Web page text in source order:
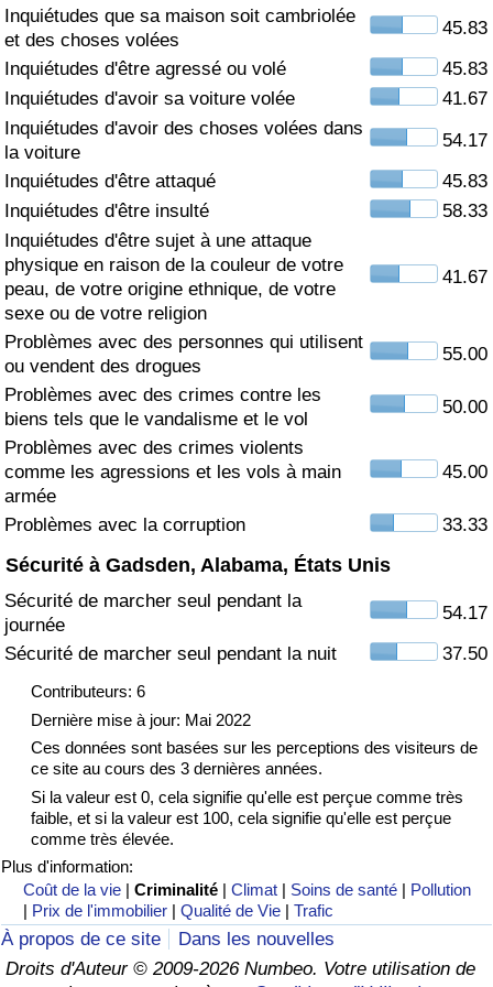
Inquiétudes que sa maison soit cambriolée
et des choses volées
45.83
Inquiétudes d'être agressé ou volé
45.83
Inquiétudes d'avoir sa voiture volée
41.67
Inquiétudes d'avoir des choses volées dans
la voiture
54.17
Inquiétudes d'être attaqué
45.83
Inquiétudes d'être insulté
58.33
Inquiétudes d'être sujet à une attaque
physique en raison de la couleur de votre
peau, de votre origine ethnique, de votre
sexe ou de votre religion
41.67
Problèmes avec des personnes qui utilisent
ou vendent des drogues
55.00
Problèmes avec des crimes contre les
biens tels que le vandalisme et le vol
50.00
Problèmes avec des crimes violents
comme les agressions et les vols à main
armée
45.00
Problèmes avec la corruption 33.33
Sécurité à Gadsden, Alabama, États Unis
Sécurité de marcher seul pendant la
journée
54.17
Sécurité de marcher seul pendant la nuit
37.50
Contributeurs: 6
Dernière mise à jour: Mai 2022
Ces données sont basées sur les perceptions des visiteurs de
ce site au cours des 3 dernières années.
Si la valeur est 0, cela signifie qu'elle est perçue comme très
faible, et si la valeur est 100, cela signifie qu'elle est perçue
comme très élevée.
Plus d'information:
Coût de la vie |Criminalité |Climat | Soins de santé | Pollution
| Prix de l'immobilier |Qualité de Vie |Trafic
À propos de ce site
Dans les nouvelles
Droits d'Auteur © 2009-2026 Numbeo. Votre utilisation de
Soins de santé
Indice des soins de santé (Actuel)
Indice des soins de santé
Indice des soins de santé par Pays
Pollution
Indice de Pollution (Actuel)
Indice de pollution
Indice de Pollution par Pays
Trafic
Indice de Trafic (Actuel)
Indice de Trafic par Pays